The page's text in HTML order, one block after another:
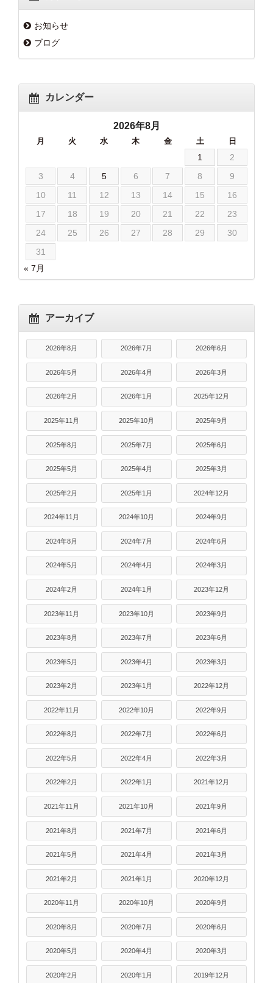
お知らせ
ブログ
カレンダー
2026年8月
月 火 水 木 金 土 日
1
2
3
4 5 6 7 8
9
10
11 12 13 14 15
16
17
18 19 20 21 22
23
24
25 26 27 28 29
30
31
« 7月
アーカイブ
2026年8月 2026年7月 2026年6月
2026年5月 2026年4月 2026年3月
2026年2月 2026年1月 2025年12月
2025年11月 2025年10月 2025年9月
2025年8月 2025年7月 2025年6月
2025年5月 2025年4月 2025年3月
2025年2月 2025年1月 2024年12月
2024年11月 2024年10月 2024年9月
2024年8月 2024年7月 2024年6月
2024年5月 2024年4月 2024年3月
2024年2月 2024年1月 2023年12月
2023年11月 2023年10月 2023年9月
2023年8月 2023年7月 2023年6月
2023年5月 2023年4月 2023年3月
2023年2月 2023年1月 2022年12月
2022年11月 2022年10月 2022年9月
2022年8月 2022年7月 2022年6月
2022年5月 2022年4月 2022年3月
2022年2月 2022年1月 2021年12月
2021年11月 2021年10月 2021年9月
2021年8月 2021年7月 2021年6月
2021年5月 2021年4月 2021年3月
2021年2月 2021年1月 2020年12月
2020年11月 2020年10月 2020年9月
2020年8月 2020年7月 2020年6月
2020年5月 2020年4月 2020年3月
2020年2月 2020年1月 2019年12月